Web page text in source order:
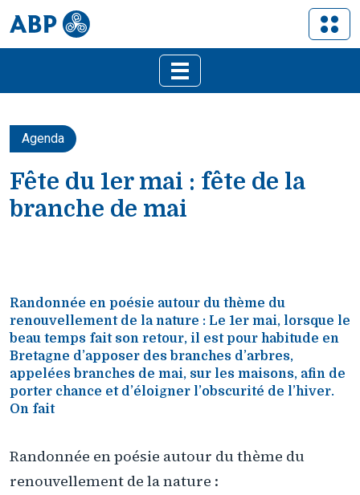
Agenda
Fête du 1er mai : fête de la
branche de mai
Randonnée en poésie autour du thème du
renouvellement de la nature : Le 1er mai, lorsque le
beau temps fait son retour, il est pour habitude en
Bretagne d’apposer des branches d’arbres,
appelées branches de mai, sur les maisons, afin de
porter chance et d’éloigner l’obscurité de l’hiver.
On fait
Randonnée en poésie autour du thème du
renouvellement de la nature :